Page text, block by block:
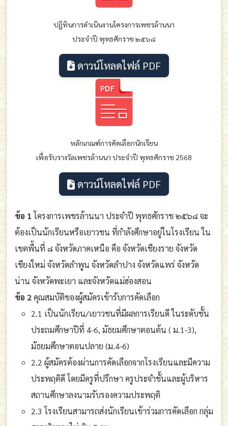
ปฏิทินการดำเนินงานโครงการเพชรล้านนา
ประจำปี พุทธศักราช ๒๕๖๘
ดาวน์โหลดไฟล์ PDF
หลักเกณฑ์การคัดเลือกนักเรียน
เพื่อรับรางวัลเพชรล้านนา ประจำปี พุทธศักราช 2568
ดาวน์โหลดไฟล์ PDF
ข้อ 1 โครงการเพชรล้านนา ประจำปี พุทธศักราช ๒๕๖๘ จะ
ต้องเป็นนักเรียนหรือเยาวชน ที่กำลังศึกษาอยู่ในโรงเรียน ใน
เขตพื้นที่ ๘ จังหวัดภาคเหนือ คือ จังหวัดเชียงราย จังหวัด
เชียงใหม่ จังหวัดลำพูน จังหวัดลำปาง จังหวัดแพร่ จังหวัด
น่าน จังหวัดพะเยา และจังหวัดแม่ฮ่องสอน
ข้อ 2คุณสมบัติของผู้สมัครเข้ารับการคัดเลือก
2.1 เป็นนักเรียน/เยาวชนที่มีผลการเรียนดี ในระดับชั้น
ประถมศึกษาปีที่ 4-6, มัธยมศึกษาตอนต้น ( ม.1-3),
มัธยมศึกษาตอนปลาย (ม.4-6)
2.2 ผู้สมัครต้องผ่านการคัดเลือกจากโรงเรียนและมีความ
ประพฤติดี โดยมีครูที่ปรึกษา ครูประจำชั้นและผู้บริหาร
สถานศึกษาลงนามรับรองความประพฤติ
2.3 โรงเรียนสามารถส่งนักเรียนเข้าร่วมการคัดเลือก กลุ่ม